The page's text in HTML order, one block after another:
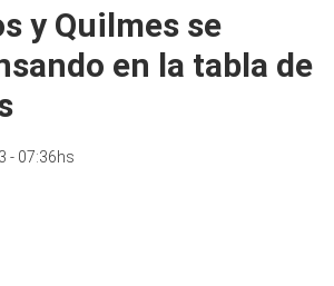
y Quilmes se
en la tabla de
- 07:36hs